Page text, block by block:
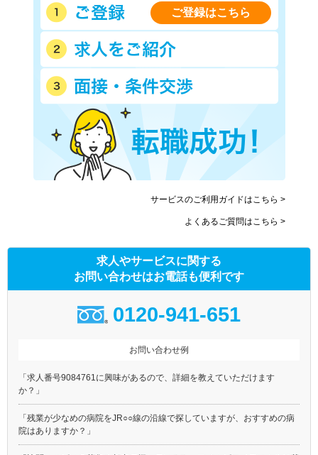
ご登録はこちら
サービスのご利用ガイドはこちら >
よくあるご質問はこちら >
求人やサービスに関する
お問い合わせはお電話も便利です
0120-941-651
お問い合わせ例
「求人番号9084761に興味があるので、詳細を教えていただけます
か？」
「残業が少なめの病院をJR○○線の沿線で探していますが、おすすめの病
院はありますか？」